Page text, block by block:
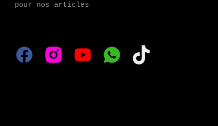
pour nos articles